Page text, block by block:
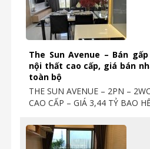
The Sun Avenue – Bán gấp
nội thất cao cấp, giá bán
toàn bộ
THE SUN AVENUE – 2PN –
CAO CẤP – GIÁ 3,44 TỶ BAO